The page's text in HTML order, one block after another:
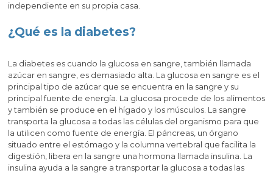
independiente en su propia casa.
¿Qué es la diabetes?
La diabetes es cuando la glucosa en sangre, también llamada
azúcar en sangre, es demasiado alta. La glucosa en sangre es el
principal tipo de azúcar que se encuentra en la sangre y su
principal fuente de energía. La glucosa procede de los alimentos
y también se produce en el hígado y los músculos. La sangre
transporta la glucosa a todas las células del organismo para que
la utilicen como fuente de energía. El páncreas, un órgano
situado entre el estómago y la columna vertebral que facilita la
digestión, libera en la sangre una hormona llamada insulina. La
insulina ayuda a la sangre a transportar la glucosa a todas las